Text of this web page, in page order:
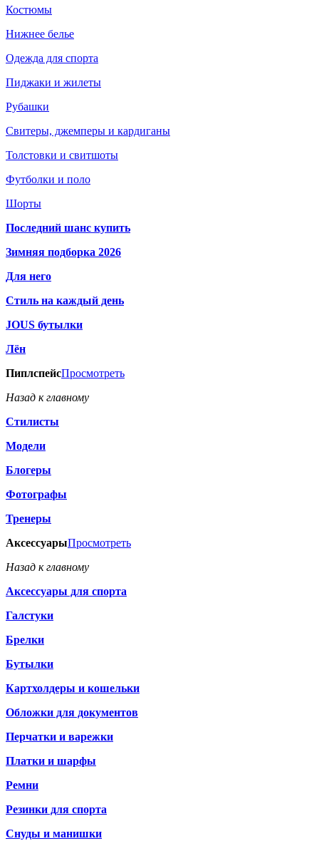
Костюмы
Нижнее белье
Одежда для спорта
Пиджаки и жилеты
Рубашки
Свитеры, джемперы и кардиганы
Толстовки и свитшоты
Футболки и поло
Шорты
Последний шанс купить
Зимняя подборка 2026
Для него
Стиль на каждый день
JOUS бутылки
Лён
ПиплспейсПросмотреть
Назад к главному
Стилисты
Модели
Блогеры
Фотографы
Тренеры
АксессуарыПросмотреть
Назад к главному
Аксессуары для спорта
Галстуки
Брелки
Бутылки
Картхолдеры и кошельки
Обложки для документов
Перчатки и варежки
Платки и шарфы
Ремни
Резинки для спорта
Снуды и манишки